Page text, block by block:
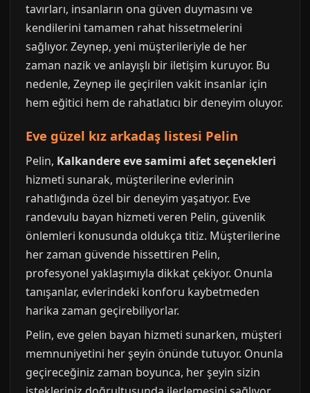
tavırları, insanların ona güven duymasını ve
kendilerini tamamen rahat hissetmelerini
sağlıyor. Zeynep, yeni müşterileriyle de her
zaman nazik ve anlayışlı bir iletişim kuruyor. Bu
nedenle, Zeynep ile geçirilen vakit insanlar için
hem eğitici hem de rahatlatıcı bir deneyim oluyor.
Eve güzel kız arkadaş listesi Pelin
Pelin, Kalkandere eve samimi afet seçenekleri
hizmeti sunarak, müşterilerine evlerinin
rahatlığında özel bir deneyim yaşatıyor. Eve
randevulu bayan hizmeti veren Pelin, güvenlik
önlemleri konusunda oldukça titiz. Müşterilerine
her zaman güvende hissettiren Pelin,
profesyonel yaklaşımıyla dikkat çekiyor. Onunla
tanışanlar, evlerindeki konforu kaybetmeden
harika zaman geçirebiliyorlar.
Pelin, eve gelen bayan hizmeti sunarken, müşteri
memnuniyetini her şeyin önünde tutuyor. Onunla
geçireceğiniz zaman boyunca, her şeyin sizin